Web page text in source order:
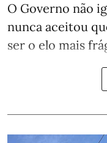
O Governo não
nunca aceitou
ser o elo mais